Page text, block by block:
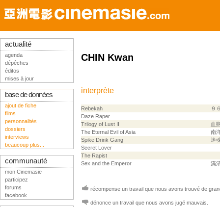
CHIN Kwan
interprète
Rebekah
９
Daze Raper
Trilogy of Lust II
血
The Eternal Evil of Asia
南
Spike Drink Gang
迷
Secret Lover
The Rapist
Sex and the Emperor
滿
récompense un travail que nous avons trouvé de
dénonce un travail que nous avons jugé mauvais.
actualité
agenda
dépêches
éditos
mises à jour
base de données
ajout de fiche
films
personnalités
dossiers
interviews
beaucoup plus...
communauté
mon Cinemasie
participez
forums
facebook